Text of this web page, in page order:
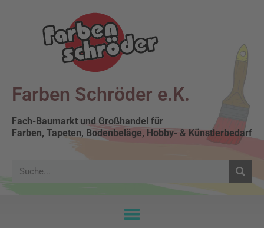
Farben Schröder e.K.
Fach-Baumarkt und Großhandel für
Farben, Tapeten, Bodenbeläge, Hobby- & Künstlerbedarf